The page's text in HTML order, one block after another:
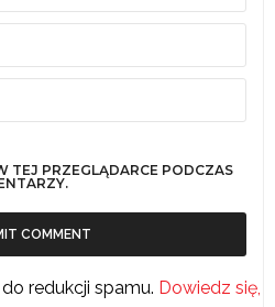
TEJ PRZEGLĄDARCE PODCZAS
redukcji spamu. Dowiedz się,